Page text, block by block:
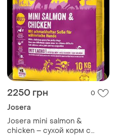
2250 грн 0
Josera
Josera mini salmon &
chicken – сухой корм с